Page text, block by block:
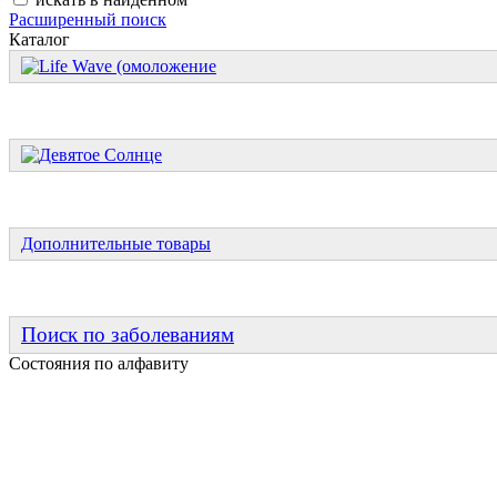
Расширенный поиск
Каталог
Дополнительные товары
Поиск по заболеваниям
Состояния по алфавиту